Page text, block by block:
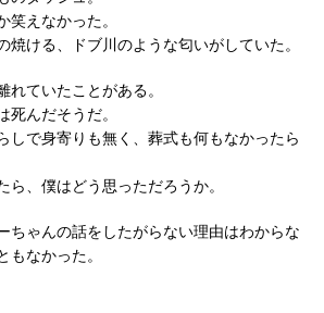
えなかった。
焼ける、ドブ川のような匂いがしていた。
ていたことがある。
んだそうだ。
しで身寄りも無く、葬式も何もなかったら
ら、僕はどう思っただろうか。
ちゃんの話をしたがらない理由はわからな
なかった。